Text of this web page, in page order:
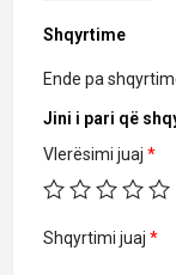
Shqyrtime
Ende pa
Jini i pari që
Vlerësimi juaj *
Shqyrtimi juaj *